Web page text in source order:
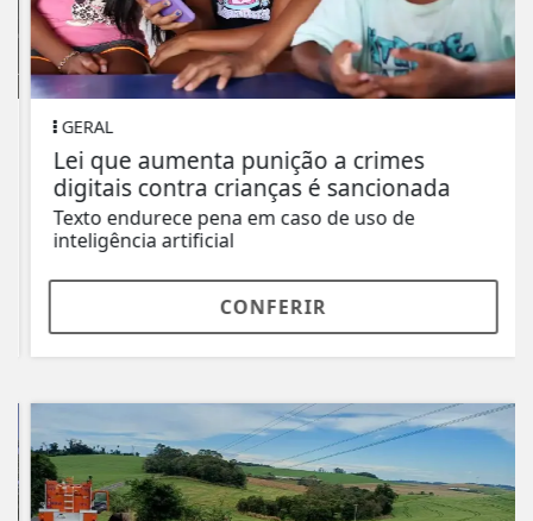
GERAL
Lei que aumenta punição a crimes
digitais contra crianças é sancionada
Texto endurece pena em caso de uso de
inteligência artificial
CONFERIR